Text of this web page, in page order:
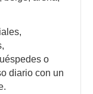
o
diario con un